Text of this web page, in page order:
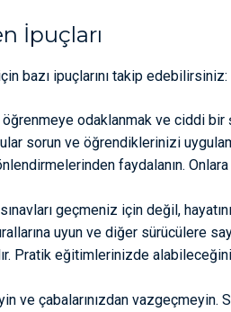
İpuçları
bazı ipuçlarını takip edebilirsiniz:
öğrenmeye odaklanmak ve ciddi bir
sorun ve öğrendiklerinizi
faydalanın.
geçmeniz için değil,
uyun ve diğer sürücülere
Pratik eğitimlerinizde
ve çabalarınızdan vazgeçmeyin.